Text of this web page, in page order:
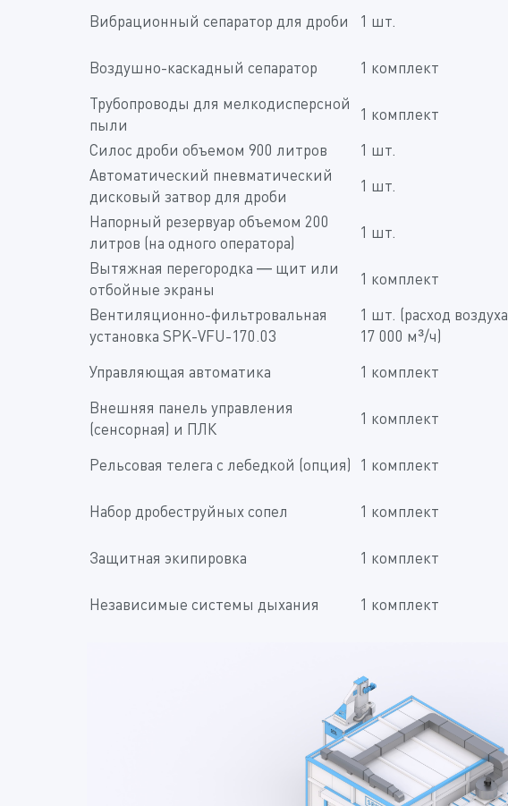
Вибрационный сепаратор для дроби
1 шт.
Воздушно-каскадный сепаратор
1 комплект
Трубопроводы для мелкодисперсной
пыли
1 комплект
Силос дроби объемом 900 литров
1 шт.
Автоматический пневматический
дисковый затвор для дроби
1 шт.
Напорный резервуар объемом 200
литров (на одного оператора)
1 шт.
Вытяжная перегородка — щит или
отбойные экраны
1 комплект
Вентиляционно-фильтровальная
установка SPK-VFU-170.03
1 шт. (расход воздуха
17 000 м³/ч)
Управляющая автоматика
1 комплект
Внешняя панель управления
(сенсорная) и ПЛК
1 комплект
Рельсовая телега с лебедкой (опция)
1 комплект
Набор дробеструйных сопел
1 комплект
Защитная экипировка
1 комплект
Независимые системы дыхания
1 комплект